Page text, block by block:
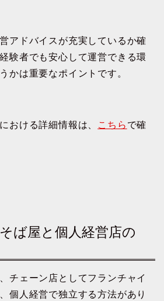
アドバイスが充実しているか確
験者でも安心して運営できる環
かは重要なポイントです。
おける詳細情報は、 こちら で確
ば屋と個人経営店の
チェーン店としてフランチャイ
個人経営で独立する方法があり